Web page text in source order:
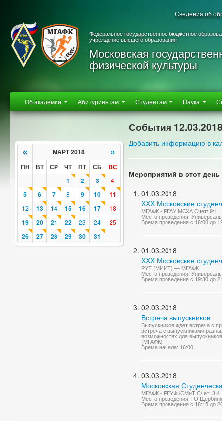
Сведения об
Федеральное государственное бюджетное
учреждение высшего образования
Московская
физической культуры
Об академии Абитуриентам Студентам Наука
« МАРТ 2018 »
ПН ВТ СР ЧТ ПТ СБ
ВС
1
2 3 4
5 6 7 8 9 10 11
12 13 14 15 16 17 18
19 20 21 22 23 24 25
26 27 28 29 30 31
События 12.03.2018
Добавить информацию в
Мероприятий в этот день
01.03.2018
XXX Московские
МГАФК - РГАУ МСХА Счет: 9:1
Место проведения:
Время проведения с 18:00 до
01.03.2018
XXX Московские
РУТ (МИИТ) — МГАФК
Место проведения:
Время проведения с 19:30 до
02.03.2018
Встреча выпускников
Выпускников ждет встреча с
встреча с выпускниками
возможностях для
(МГАФК)
Время начала: 16:00
03.03.2018
Московская
МГАФК - РГУФКСМиТ Счет: 3:4
Место проведения: ГО
Время проведения с 18:15 до